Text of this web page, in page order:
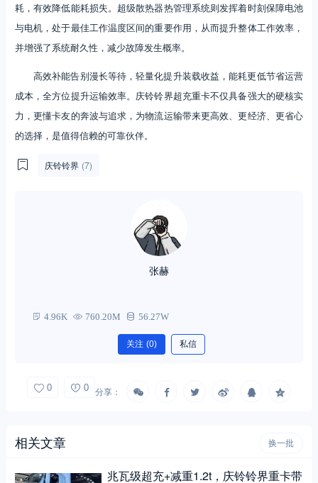
耗，有效降低能耗损失。超级散热器热管理系统则发挥着时刻保障电池
与电机，处于最佳工作温度区间的重要作用，从而提升整体工作效率，
并增强了系统耐久性，减少故障发生概率。
高效补能告别漫长等待，轻量化提升装载收益，能耗更低节省运营
成本，全方位提升运输效率。庆铃铃界超充重卡不仅具备强大的硬核实
力，更懂卡友的奔波与追求，为物流运输带来更高效、更经济、更省心
的选择，是值得信赖的可靠伙伴。
庆铃铃界 (7)
张赫
4.96K 760.20M 56.27W
关注 (0) 私信
0 0 分享：
相关文章 换一批
兆瓦级超充+减重1.2t，庆铃铃界重卡带